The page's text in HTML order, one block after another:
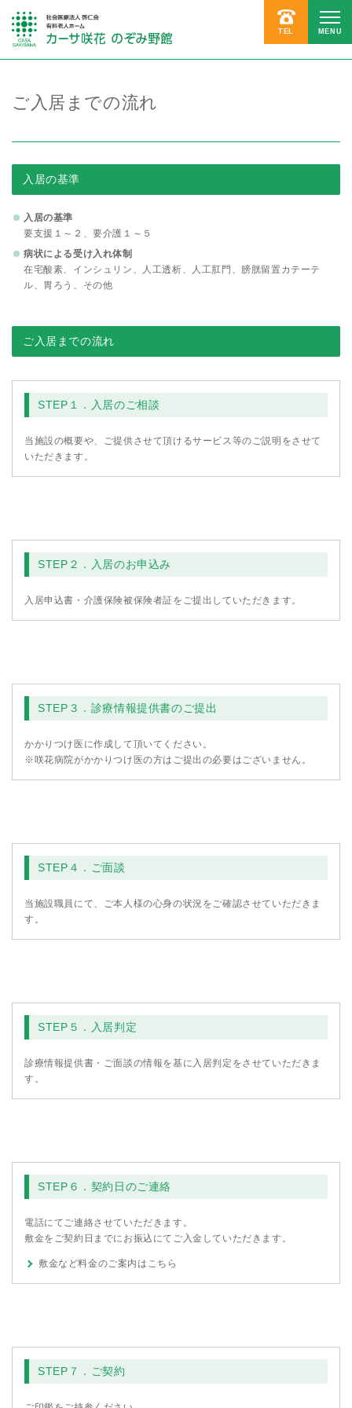
TEL MENU
ご入居までの流れ
入居の基準
入居の基準
要支援１～２、要介護１～５
病状による受け入れ体制
在宅酸素、インシュリン、人工透析、人工肛門、膀胱留置カテーテ
ル、胃ろう、その他
ご入居までの流れ
STEP１．入居のご相談
当施設の概要や、ご提供させて頂けるサービス等のご説明をさせて
いただきます。
STEP２．入居のお申込み
入居申込書・介護保険被保険者証をご提出していただきます。
STEP３．診療情報提供書のご提出
かかりつけ医に作成して頂いてください。
※咲花病院がかかりつけ医の方はご提出の必要はございません。
STEP４．ご面談
当施設職員にて、ご本人様の心身の状況をご確認させていただきま
す。
STEP５．入居判定
診療情報提供書・ご面談の情報を基に入居判定をさせていただきま
す。
STEP６．契約日のご連絡
電話にてご連絡させていただきます。
敷金をご契約日までにお振込にてご入金していただきます。
敷金など料金のご案内はこちら
STEP７．ご契約